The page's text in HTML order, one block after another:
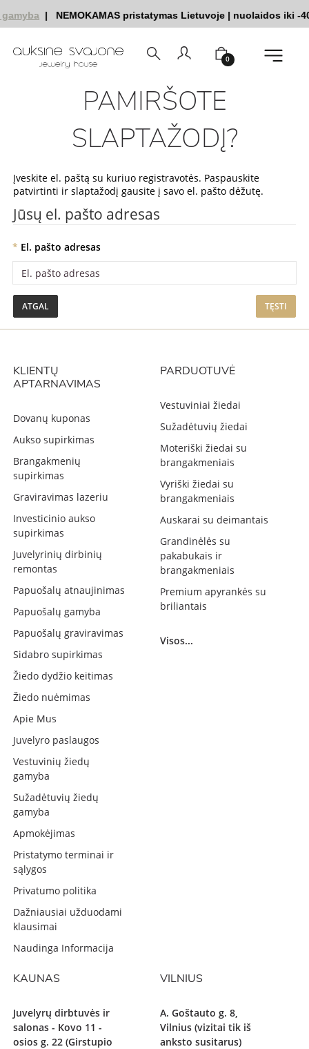
| NEMOKAMAS pristatymas Lietuvoje| nuolaidos iki -
0
Pradžia Paskyra Pamiršote slaptažodį
PAMIRŠOTE
SLAPTAŽODĮ?
Įveskite el. paštą su kuriuo registravotės. Paspauskite
patvirtinti ir slaptažodį gausite į savo el. pašto dėžutę.
Jūsų el. pašto adresas
El. pašto adresas
ATGAL
KLIENTŲ
APTARNAVIMAS
Dovanų kuponas
Aukso supirkimas
Brangakmenių
supirkimas
Graviravimas lazeriu
Investicinio aukso
supirkimas
Juvelyrinių dirbinių
remontas
Papuošalų atnaujinimas
Papuošalų gamyba
Papuošalų graviravimas
Sidabro supirkimas
Žiedo dydžio keitimas
Žiedo nuėmimas
Apie Mus
Juvelyro paslaugos
Vestuvinių žiedų
gamyba
Sužadėtuvių žiedų
gamyba
Apmokėjimas
Pristatymo terminai ir
sąlygos
Privatumo politika
Dažniausiai užduodami
klausimai
Naudinga Informacija
PARDUOTUVĖ
Vestuviniai žiedai
Sužadėtuvių žiedai
Moteriški žiedai su
brangakmeniais
Vyriški žiedai su
brangakmeniais
Auskarai su deimantais
Grandinėlės su
pakabukais ir
brangakmeniais
Premium apyrankės su
briliantais
Visos...
KAUNAS
Juvelyrų dirbtuvės ir
salonas - Kovo 11 -
osios g. 22 (Girstupio
VILNIUS
A. Goštauto g. 8,
Vilnius (vizitai tik iš
anksto susitarus)